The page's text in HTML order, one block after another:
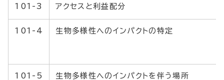
101-3 アクセスと利益配分
101-4 生物多様性へのインパクトの特定
101-5 生物多様性へのインパクトを伴う場所